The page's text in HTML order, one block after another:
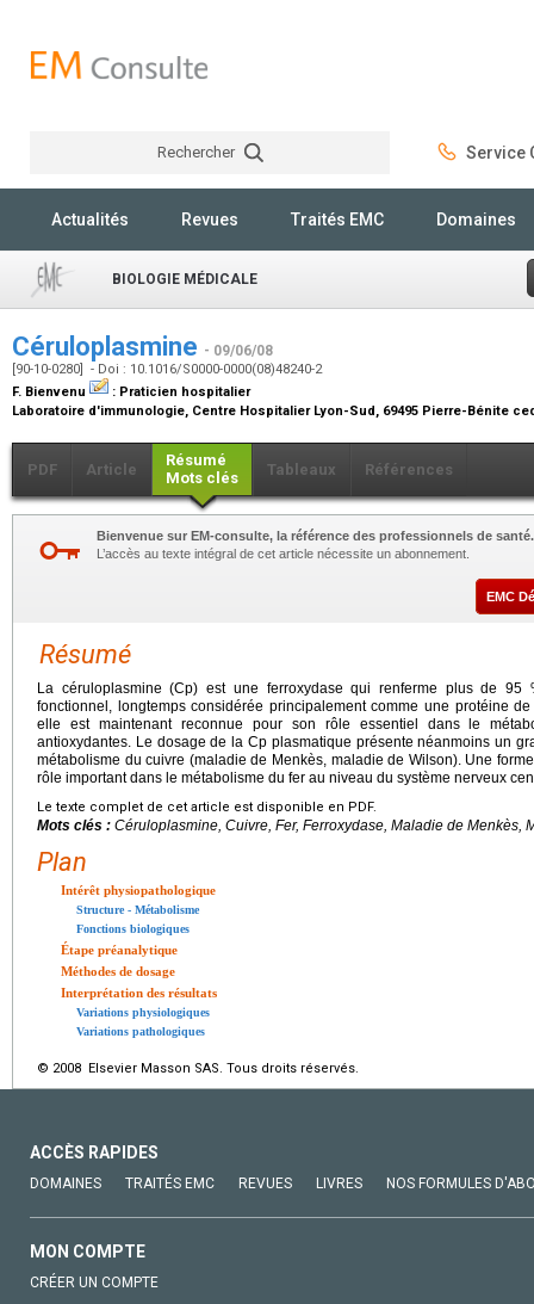
Rechercher Service
Actualités Revues Traités EMC Domaines
BIOLOGIE MÉDICALE
Céruloplasmine - 09/06/08
[90-10-0280] - Doi : 10.1016/S0000-0000(08)48240-2
F. Bienvenu
: Praticien hospitalier
Laboratoire d'immunologie, Centre Hospitalier Lyon-Sud, 69495 Pierre-Bénite
PDF Article
Résumé
Mots clés
Tableaux Références
Bienvenue sur EM-consulte, la référence des professionnels de santé.
L’accès au texte intégral de cet article nécessite un abonnement.
EMC
Résumé
La céruloplasmine (Cp) est une ferroxydase qui renferme plus de
fonctionnel, longtemps considérée principalement comme une protéine
elle est maintenant reconnue pour son rôle essentiel dans le
antioxydantes. Le dosage de la Cp plasmatique présente néanmoins un
métabolisme du cuivre (maladie de Menkès, maladie de Wilson). Une
rôle important dans le métabolisme du fer au niveau du système nerveux
Le texte complet de cet article est disponible en PDF.
Mots clés : Céruloplasmine, Cuivre, Fer, Ferroxydase, Maladie de Menkès,
Plan
Intérêt physiopathologique
Structure - Métabolisme
Fonctions biologiques
Étape préanalytique
Méthodes de dosage
Interprétation des résultats
Variations physiologiques
Variations pathologiques
© 2008 Elsevier Masson SAS. Tous droits réservés.
ACCÈS RAPIDES
DOMAINES TRAITÉS EMC REVUES LIVRES NOS FORMULES
MON COMPTE
CRÉER UN COMPTE